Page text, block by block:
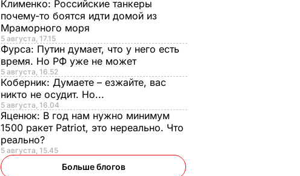
Клименко: Российские танкеры
почему-то боятся идти домой из
Мраморного моря
5 августа, 17.15
Фурса: Путин думает, что у него есть
время. Но РФ уже не может
5 августа, 16.52
Коберник: Думаете – езжайте, вас
никто не осудит. Но...
5 августа, 16.04
Яценюк: В год нам нужно минимум
1500 ракет Patriot, это нереально. Что
реально?
5 августа, 15.45
Больше блогов